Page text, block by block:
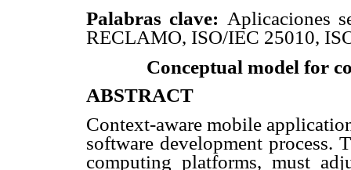
Palabras clave: Aplicaciones
RECLAMO, ISO/IEC 25010,
Conceptual model for
ABSTRACT
Context-aware mobile
software development process.
computing platforms, must